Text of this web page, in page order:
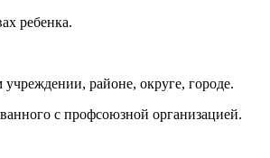
ребенка.
районе, округе, городе.
с профсоюзной организацией.